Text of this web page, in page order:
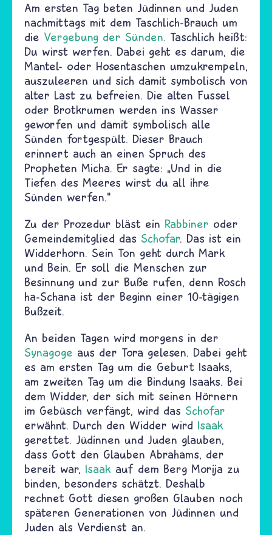
Am ersten Tag beten Jüdinnen und Juden
nachmittags mit dem Taschlich-Brauch um
die Vergebung der Sünden. Taschlich heißt:
Du wirst werfen. Dabei geht es darum, die
Mantel- oder Hosentaschen umzukrempeln,
auszuleeren und sich damit symbolisch von
alter Last zu befreien. Die alten Fussel
oder Brotkrumen werden ins Wasser
geworfen und damit symbolisch alle
Sünden fortgespült. Dieser Brauch
erinnert auch an einen Spruch des
Propheten Micha. Er sagte: „Und in die
Tiefen des Meeres wirst du all ihre
Sünden werfen.“
Zu der Prozedur bläst ein Rabbiner oder
Gemeindemitglied das Schofar. Das ist ein
Widderhorn. Sein Ton geht durch Mark
und Bein. Er soll die Menschen zur
Besinnung und zur Buße rufen, denn Rosch
ha-Schana ist der Beginn einer 10-tägigen
Bußzeit.
An beiden Tagen wird morgens in der
Synagoge aus der Tora gelesen. Dabei geht
es am ersten Tag um die Geburt Isaaks,
am zweiten Tag um die Bindung Isaaks. Bei
dem Widder, der sich mit seinen Hörnern
im Gebüsch verfängt, wird das Schofar
erwähnt. Durch den Widder wird Isaak
gerettet. Jüdinnen und Juden glauben,
dass Gott den Glauben Abrahams, der
bereit war, Isaak auf dem Berg Morija zu
binden, besonders schätzt. Deshalb
rechnet Gott diesen großen Glauben noch
späteren Generationen von Jüdinnen und
Juden als Verdienst an.